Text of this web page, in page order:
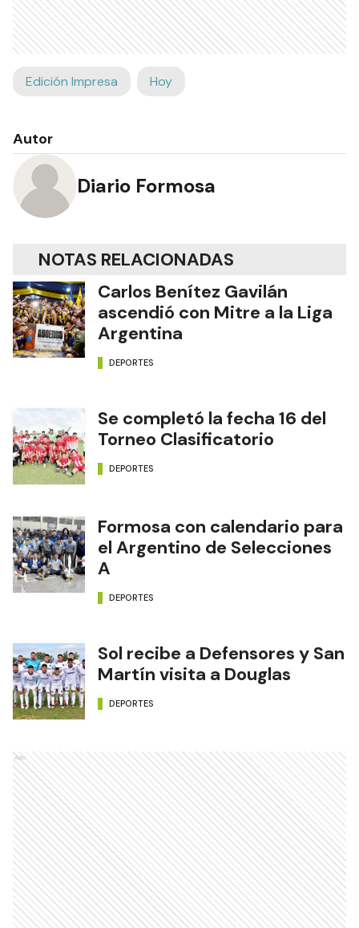
Edición Impresa Hoy
Autor
Diario Formosa
NOTAS RELACIONADAS
Carlos Benítez Gavilán
ascendió con Mitre a la Liga
Argentina
DEPORTES
Se completó la fecha 16 del
Torneo Clasificatorio
DEPORTES
Formosa con calendario para
el Argentino de Selecciones
A
DEPORTES
Sol recibe a Defensores y San
Martín visita a Douglas
DEPORTES
Ads